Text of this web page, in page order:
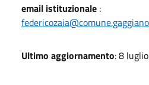
email istituzionale :
Ultimo aggiornamento: 8